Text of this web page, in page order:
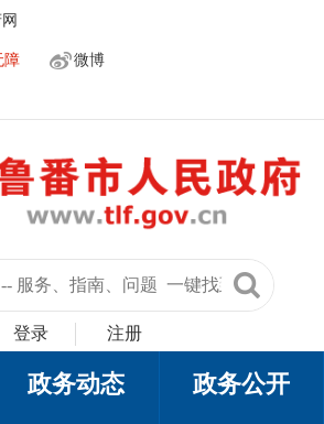
障 微博
登录 注册
政务动态 政务公开